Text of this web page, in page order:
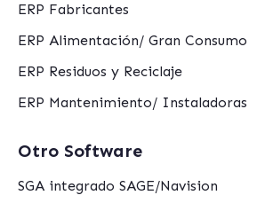
ERP Fabricantes
ERP Alimentación/ Gran Consumo
ERP Residuos y Reciclaje
ERP Mantenimiento/ Instaladoras
Otro Software
SGA integrado SAGE/Navision